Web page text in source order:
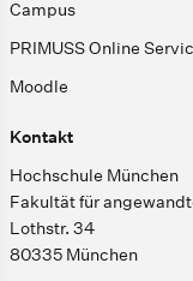
Campus
PRIMUSS Online
Moodle
Kontakt
Hochschule München
Fakultät für
Lothstr. 34
80335 München